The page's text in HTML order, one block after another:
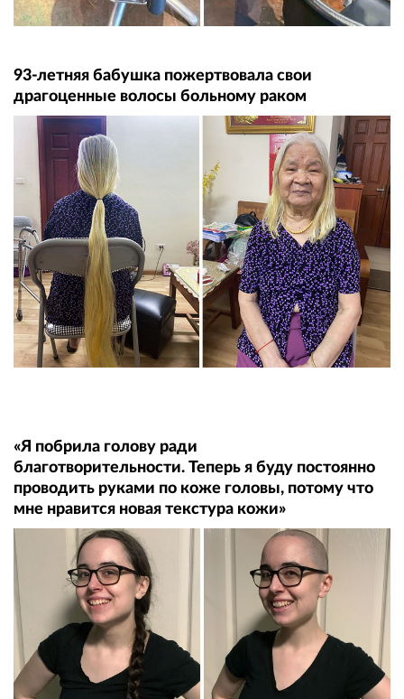
93-летняя бабушка пожертвовала свои
драгоценные волосы больному раком
«Я побрила голову ради
благотворительности. Теперь я буду постоянно
проводить руками по коже головы, потому что
мне нравится новая текстура кожи»